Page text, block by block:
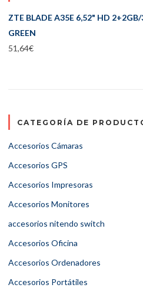
ZTE BLADE A35E 6,52" HD
GREEN
51,64€
CATEGORÍA DE
Accesorios Cámaras
Accesorios GPS
Accesorios Impresoras
Accesorios Monitores
accesorios nitendo switch
Accesorios Oficina
Accesorios Ordenadores
Accesorios Portátiles